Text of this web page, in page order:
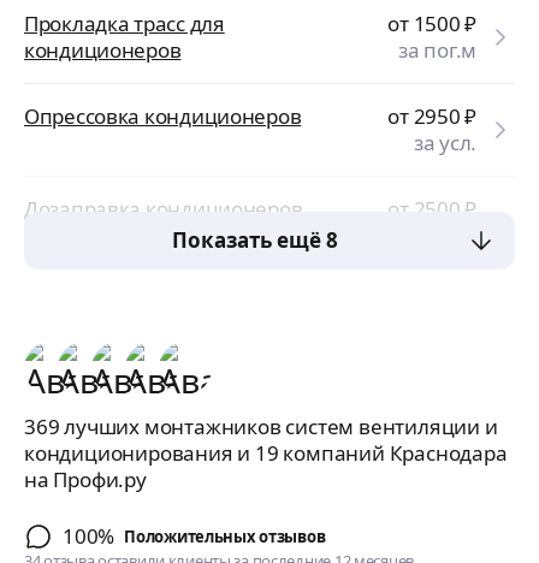
Прокладка трасс для
кондиционеров
от 1500₽
за пог.м
Опрессовка кондиционеров от 2950₽
за усл.
Дозаправка кондиционеров от 2500₽
за усл.
Показать ещё 8
369 лучших монтажников систем вентиляции и
кондиционирования и 19 компаний Краснодара
на Профи.ру
100% Положительных отзывов